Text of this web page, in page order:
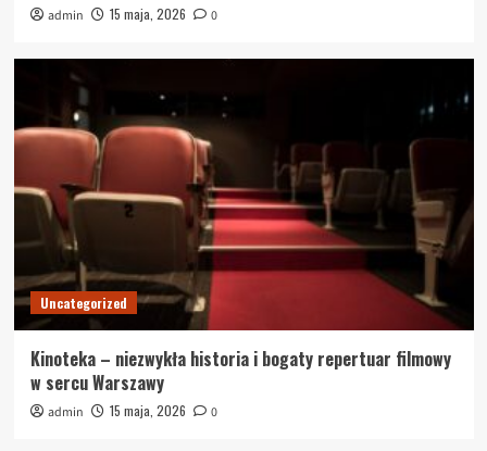
admin 15 maja, 2026 0
Uncategorized
Kinoteka – niezwykła historia i bogaty repertuar filmowy
w sercu Warszawy
admin 15 maja, 2026 0